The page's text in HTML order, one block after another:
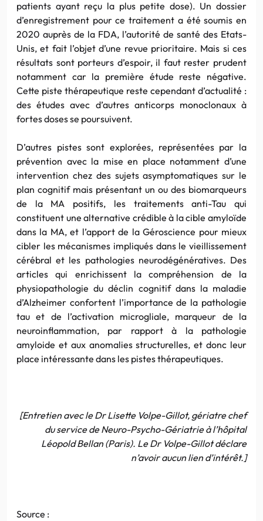
patients ayant reçu la plus petite dose). Un dossier
d’enregistrement pour ce traitement a été soumis en
2020 auprès de la FDA, l’autorité de santé des Etats-
Unis, et fait l’objet d’une revue prioritaire. Mais si ces
résultats sont porteurs d’espoir, il faut rester prudent
notamment car la première étude reste négative.
Cette piste thérapeutique reste cependant d’actualité :
des études avec d’autres anticorps monoclonaux à
fortes doses se poursuivent.
D’autres pistes sont explorées, représentées par la
prévention avec la mise en place notamment d’une
intervention chez des sujets asymptomatiques sur le
plan cognitif mais présentant un ou des biomarqueurs
de la MA positifs, les traitements anti-Tau qui
constituent une alternative crédible à la cible amyloïde
dans la MA, et l’apport de la Géroscience pour mieux
cibler les mécanismes impliqués dans le vieillissement
cérébral et les pathologies neurodégénératives. Des
articles qui enrichissent la compréhension de la
physiopathologie du déclin cognitif dans la maladie
d’Alzheimer confortent l’importance de la pathologie
tau et de l’activation microgliale, marqueur de la
neuroinflammation, par rapport à la pathologie
amyloide et aux anomalies structurelles, et donc leur
place intéressante dans les pistes thérapeutiques.
[Entretien avec le Dr Lisette Volpe-Gillot, gériatre chef
du service de Neuro-Psycho-Gériatrie à l’hôpital
Léopold Bellan (Paris). Le Dr Volpe-Gillot déclare
n’avoir aucun lien d’intérêt.]
Source :